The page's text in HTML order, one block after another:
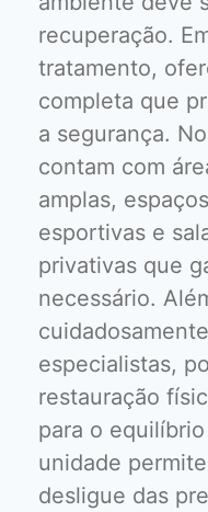
recuperação.
tratamento,
completa que
a segurança.
contam com
amplas,
esportivas e
privativas que
necessário.
especialistas,
restauração
para o
unidade
desligue das